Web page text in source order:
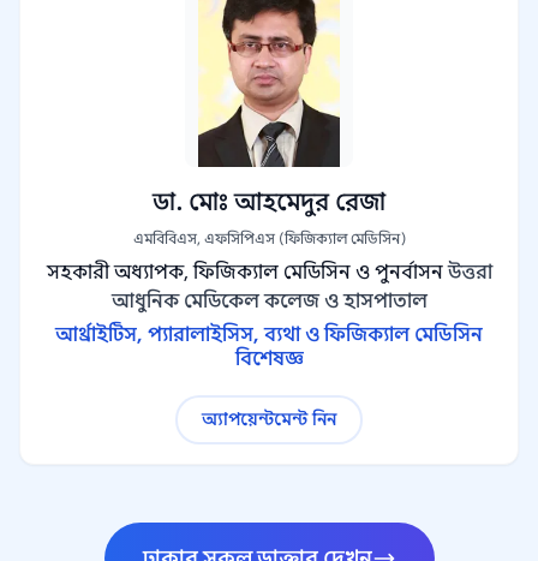
ডা. মোঃ আহমেদুর রেজা
এমবিবিএস, এফসিপিএস (ফিজিক্যাল মেডিসিন)
সহকারী অধ্যাপক, ফিজিক্যাল মেডিসিন ও পুনর্বাসন উত্তরা
আধুনিক মেডিকেল কলেজ ও হাসপাতাল
আর্থ্রাইটিস, প্যারালাইসিস, ব্যথা ও ফিজিক্যাল মেডিসিন
বিশেষজ্ঞ
অ্যাপয়েন্টমেন্ট নিন